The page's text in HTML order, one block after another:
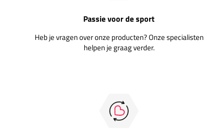
Passie voor de sport
Heb je vragen over onze producten? Onze specialisten
helpen je graag verder.